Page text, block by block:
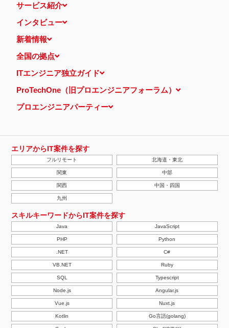
サービス紹介
インタビュー
新着情報
全国の拠点
ITエンジニア独立ガイド
ProTechOne（旧プロエンジニアフォーラム）
プロエンジニアパーティー
エリアからIT案件を探す
フルリモート 北海道・東北
関東 中部
関西 中国・四国
九州
スキルキーワードからIT案件を探す
Java JavaScript
PHP Python
.NET C#
VB.NET Ruby
SQL Typescript
Node.js Angular.js
Vue.js Nuxt.js
Kotlin Go言語(golang)